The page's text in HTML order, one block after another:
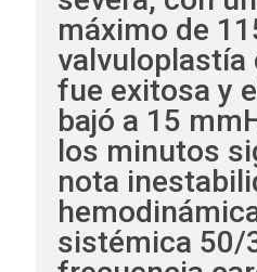
máximo de
valvuloplastía
fue exitosa y
bajó a 15
los minutos
nota
sistémica 50/